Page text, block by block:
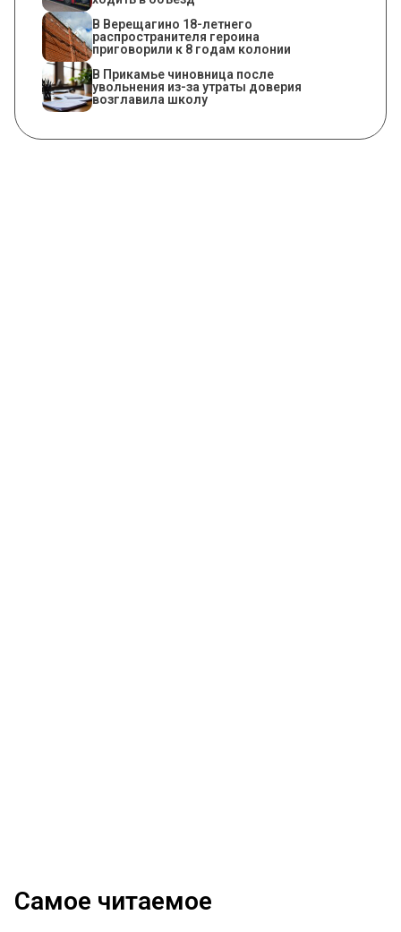
В Верещагино 18-летнего
распространителя героина
приговорили к 8 годам колонии
В Прикамье чиновница после
увольнения из-за утраты доверия
возглавила школу
Самое читаемое